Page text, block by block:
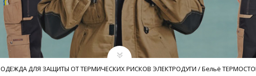
ОДЕЖДА ДЛЯ ЗАЩИТЫ ОТ ТЕРМИЧЕСКИХ РИСКОВ ЭЛЕКТРОДУГИ /Бельё